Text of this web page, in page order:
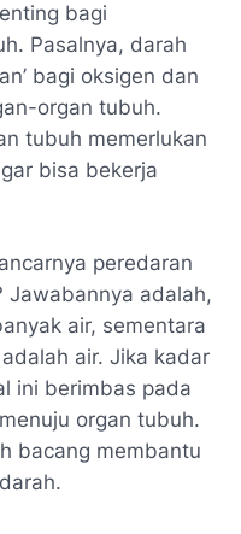
bagi
Pasalnya, darah
bagi oksigen dan
organ tubuh.
tubuh memerlukan
bisa bekerja
peredaran
Jawabannya adalah,
air, sementara
air. Jika kadar
ini berimbas pada
organ tubuh.
bacang membantu